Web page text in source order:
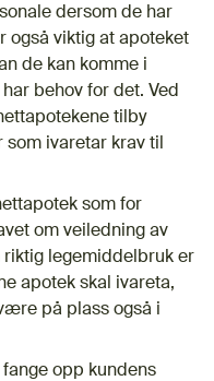
dersom de har
også viktig at apoteket
de kan komme i
behov for det. Ved
tilby
ivaretar krav til
som for
om veiledning av
riktig legemiddelbruk er
apotek skal ivareta,
på plass også i
opp kundens